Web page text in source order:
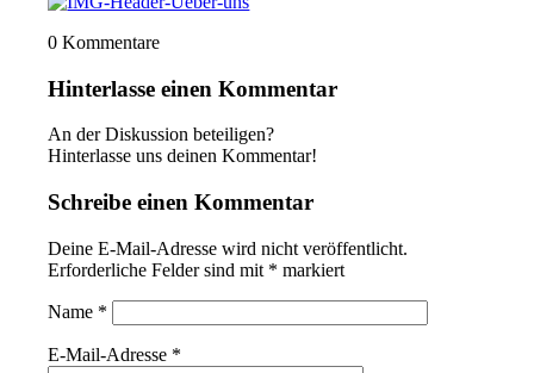
0 Kommentare
Hinterlasse einen Kommentar
An der Diskussion beteiligen?
Hinterlasse uns deinen Kommentar!
Schreibe einen Kommentar
Deine E-Mail-Adresse wird nicht veröffentlicht.
Erforderliche Felder sind mit * markiert
Name *
E-Mail-Adresse *